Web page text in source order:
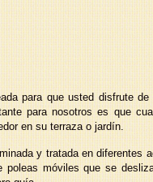
para que usted disfrute de
para nosotros es que
en su terraza o jardín.
y tratada en diferentes
poleas móviles que se